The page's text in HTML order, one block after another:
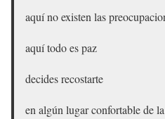
aquí no existen las
aquí todo es paz
decides recostarte
en algún lugar confortable de